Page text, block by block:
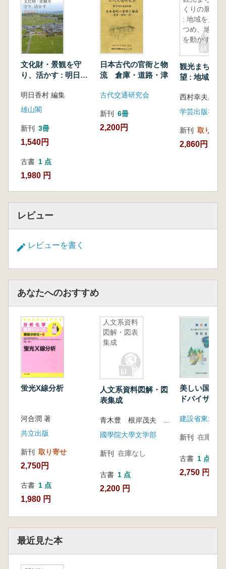
として―(池田瑞穂)
バンチェン遺跡における国立博物館とコミュニ
ティ博物館―地域住民とのかかわりから―(中
村真里絵)
文化と産業を結び付ける観光とミュージアムの
役割―タイ・ランパーン県における「窯業とそ
啓一)
チョコレートヒルズ―フィリピン・ボホール島
における「暫定」世界自然遺産とその課題
―(辻 貴志)
フィリピンの文化財と国立博物館に関する法律
(深山絵実梨)
インドネシアにおける文化遺産とオンサイト・
―(德澤啓一・山形眞理子 )
おわりに(德澤啓一・山形眞理子)
文化財・景観を守
り、活かす : 明日香
明日香村 編集
雄山閣
新刊 3冊
1,540円
古書 1 点
1,980 円
日本古代の官衙と物
流 倉庫・道路・津
古代交通研究会
新刊 6冊
2,200円
くりの展望
: 地域を見
つめ、地域
を動かす
観光まちづ
望 : 地域を見
学芸出版社
新刊 取り寄せ
2,860円
レビュー
レビューを書く
あなたへのおすすめ
蛍光X線分析
河合潤 著
共立出版
新刊 取り寄せ
2,750円
古書 1 点
1,980 円
人文系資料
図解・図表
集成
人文系資料図解・図
表集成
國學院大學文学部
新刊 在庫なし
古書 1 点
2,200 円
美しい国土
ドバイザー
建設省東北地
新刊 在庫なし
古書 1 点
2,750 円
最近見た本